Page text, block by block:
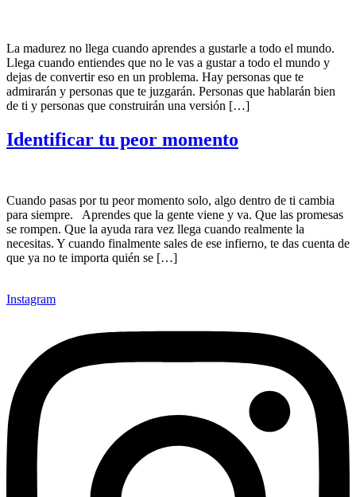
La madurez no llega cuando aprendes a gustarle a todo el mundo.
Llega cuando entiendes que no le vas a gustar a todo el mundo y
dejas de convertir eso en un problema. Hay personas que te
admirarán y personas que te juzgarán. Personas que hablarán bien
de ti y personas que construirán una versión […]
Identificar tu peor momento
Cuando pasas por tu peor momento solo, algo dentro de ti cambia
para siempre. Aprendes que la gente viene y va. Que las promesas
se rompen. Que la ayuda rara vez llega cuando realmente la
necesitas. Y cuando finalmente sales de ese infierno, te das cuenta de
que ya no te importa quién se […]
Instagram